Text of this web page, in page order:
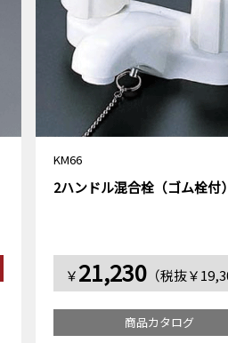
KM66
2ハンドル混合栓（ゴム栓付
￥21,230 （税抜￥
商品カタログ